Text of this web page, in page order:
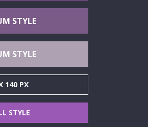
STYLE
STYLE
140 PX
STYLE